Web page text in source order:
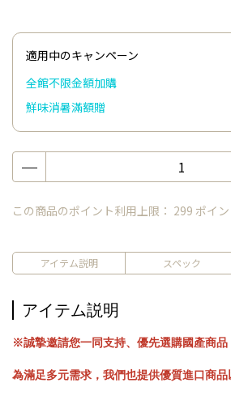
適用中のキャンペーン
全館不限金額加購
鮮味消暑滿額贈
この商品のポイント利用上限： 299 ポイ
アイテム説明 スペック
アイテム説明
※誠摯邀請您一同支持、優先選購國產商品
為滿足多元需求，我們也提供優質進口商品